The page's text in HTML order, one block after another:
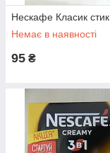
Нескафе Класик стик
Немає в наявності
95 ₴